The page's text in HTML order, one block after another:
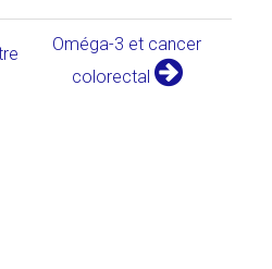
Oméga-3 et cancer
colorectal